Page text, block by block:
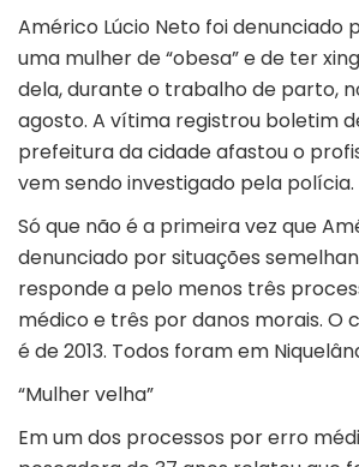
Américo Lúcio Neto foi denunciado
uma mulher de “obesa” e de ter
dela, durante o trabalho de parto,
agosto. A vítima registrou boletim
prefeitura da cidade afastou o
vem sendo investigado pela polícia.
Só que não é a primeira vez que
denunciado por situações
responde a pelo menos três
médico e três por danos morais. O
é de 2013. Todos foram em
“Mulher velha”
Em um dos processos por erro